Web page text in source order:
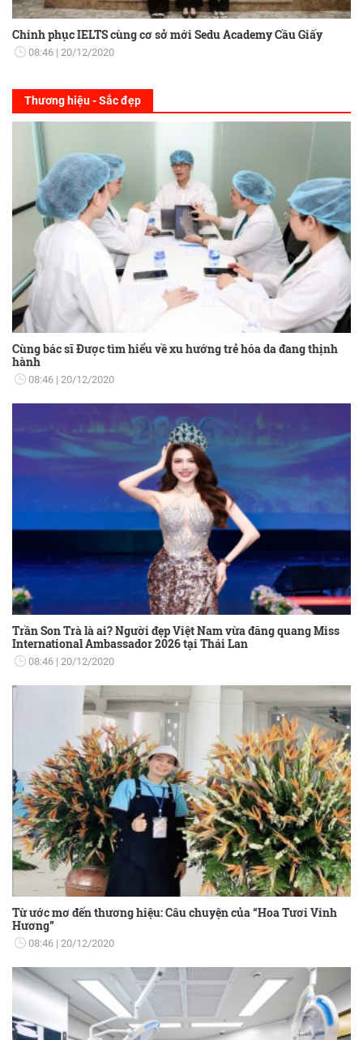
Chinh phục IELTS cùng cơ sở mới Sedu Academy Cầu Giấy
08:46 20/12/2020
Thương hiệu - Sắc đẹp
Cùng bác sĩ Được tìm hiểu về xu hướng trẻ hóa da đang thịnh
hành
08:46 20/12/2020
Trần Son Trà là ai? Người đẹp Việt Nam vừa đăng quang Miss
International Ambassador 2026 tại Thái Lan
08:46 20/12/2020
Từ ước mơ đến thương hiệu: Câu chuyện của “Hoa Tươi Vinh
Hương”
08:46 20/12/2020